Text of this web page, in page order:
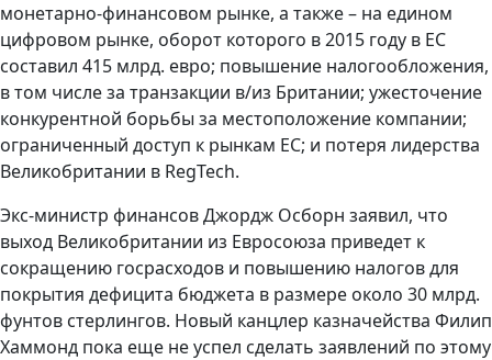
монетарно-финансовом рынке, а также – на едином
цифровом рынке, оборот которого в 2015 году в ЕС
составил 415 млрд. евро; повышение налогообложения,
в том числе за транзакции в/из Британии; ужесточение
конкурентной борьбы за местоположение компании;
ограниченный доступ к рынкам ЕС; и потеря лидерства
Великобритании в RegTech.
Экс-министр финансов Джордж Осборн заявил, что
выход Великобритании из Евросоюза приведет к
сокращению госрасходов и повышению налогов для
покрытия дефицита бюджета в размере около 30 млрд.
фунтов стерлингов. Новый канцлер казначейства Филип
Хаммонд пока еще не успел сделать заявлений по этому